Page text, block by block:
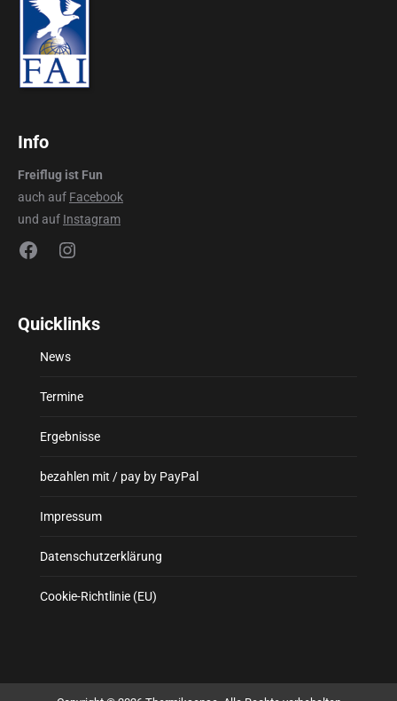
Info
Freiflug ist Fun
auch auf Facebook
und auf Instagram
FacebookInstagram
Quicklinks
News
Termine
Ergebnisse
bezahlen mit / pay by PayPal
Impressum
Datenschutzerklärung
Cookie-Richtlinie (EU)